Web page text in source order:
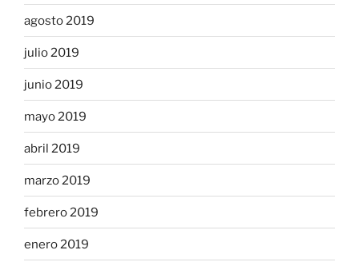
agosto 2019
julio 2019
junio 2019
mayo 2019
abril 2019
marzo 2019
febrero 2019
enero 2019